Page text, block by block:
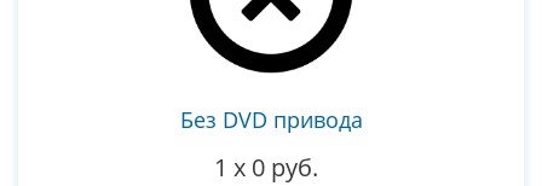
Без DVD привода
1 x 0 руб.